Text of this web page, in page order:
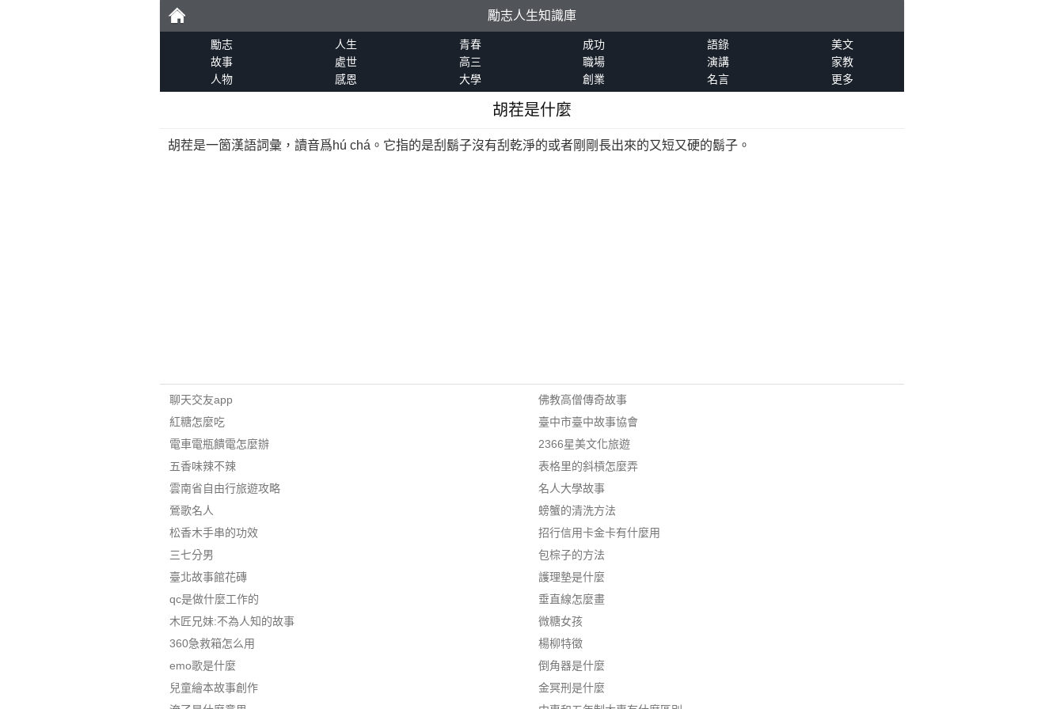
勵
勵志人生知識庫
勵志 人生 青春 成功 語錄
美文
故事
處世 高三 職場 演講
家教
人物
感恩 大學 創業 名言 更多
胡茬是什麼
胡茬是一箇漢語詞彙，讀音爲hú chá。它指的是刮鬍子沒有刮乾淨的或者剛剛長出來的又短又硬的鬍子。
聊天交友app
紅糖怎麼吃
電車電瓶饋電怎麼辦
五香味辣不辣
雲南省自由行旅遊攻略
鶯歌名人
松香木手串的功效
三七分男
臺北故事館花磚
qc是做什麼工作的
木匠兄妹:不為人知的故事
360急救箱怎么用
emo歌是什麼
兒童繪本故事創作
佛教高僧傳奇故事
臺中市臺中故事協會
2366星美文化旅遊
表格里的斜槓怎麼弄
名人大學故事
螃蟹的清洗方法
招行信用卡金卡有什麼用
包棕子的方法
護理墊是什麼
垂直線怎麼畫
微糖女孩
楊柳特徵
倒角器是什麼
金冥刑是什麼